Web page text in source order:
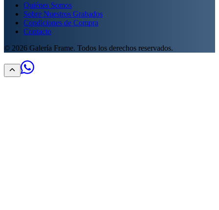
Quiénes Somos
Sobre Nuestros Grabados
Condiciones de Compra
Contacto
© 2026 Galería Frame. Todos los derechos reservados.